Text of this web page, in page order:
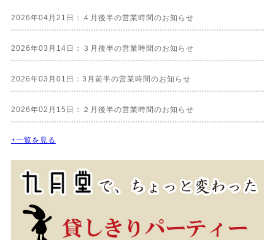
2026年04月21日：４月後半の営業時間のお知らせ
2026年03月14日：３月後半の営業時間のお知らせ
2026年03月01日：3月前半の営業時間のお知らせ
2026年02月15日：２月後半の営業時間のお知らせ
+一覧を見る